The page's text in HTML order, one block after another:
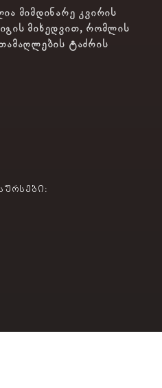
მიმდინარე კვირის
მიხედვით, რომლის
ტაძრის